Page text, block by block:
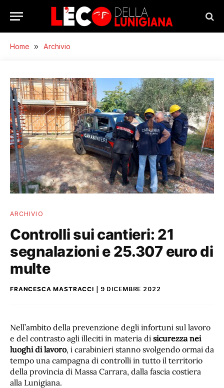
Home » Archivio
ARCHIVIO
Controlli sui cantieri: 21
segnalazioni e 25.307 euro di
multe
FRANCESCA MASTRACCI 9 DICEMBRE 2022
Nell’ambito della prevenzione degli infortuni sul lavoro
e del contrasto agli illeciti in materia di sicurezza nei
luoghi di lavoro, i carabinieri stanno svolgendo ormai da
tempo una campagna di controlli in tutto il territorio
della provincia di Massa Carrara, dalla fascia costiera
alla Lunigiana.